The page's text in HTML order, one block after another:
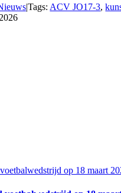
|Tags: ACV JO17-3,
op 18 maart